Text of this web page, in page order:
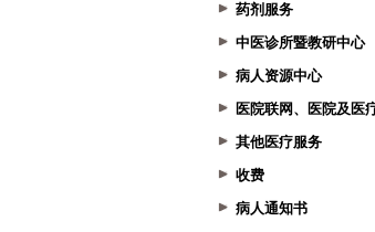
药剂服务
中医诊所暨教研中心
病人资源中心
医院联网、医院及医
其他医疗服务
收费
病人通知书